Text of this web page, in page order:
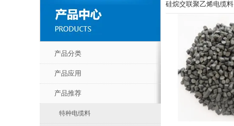
产品分类
产品应用
产品推荐
特种电缆料
硅烷交联聚乙烯电缆料